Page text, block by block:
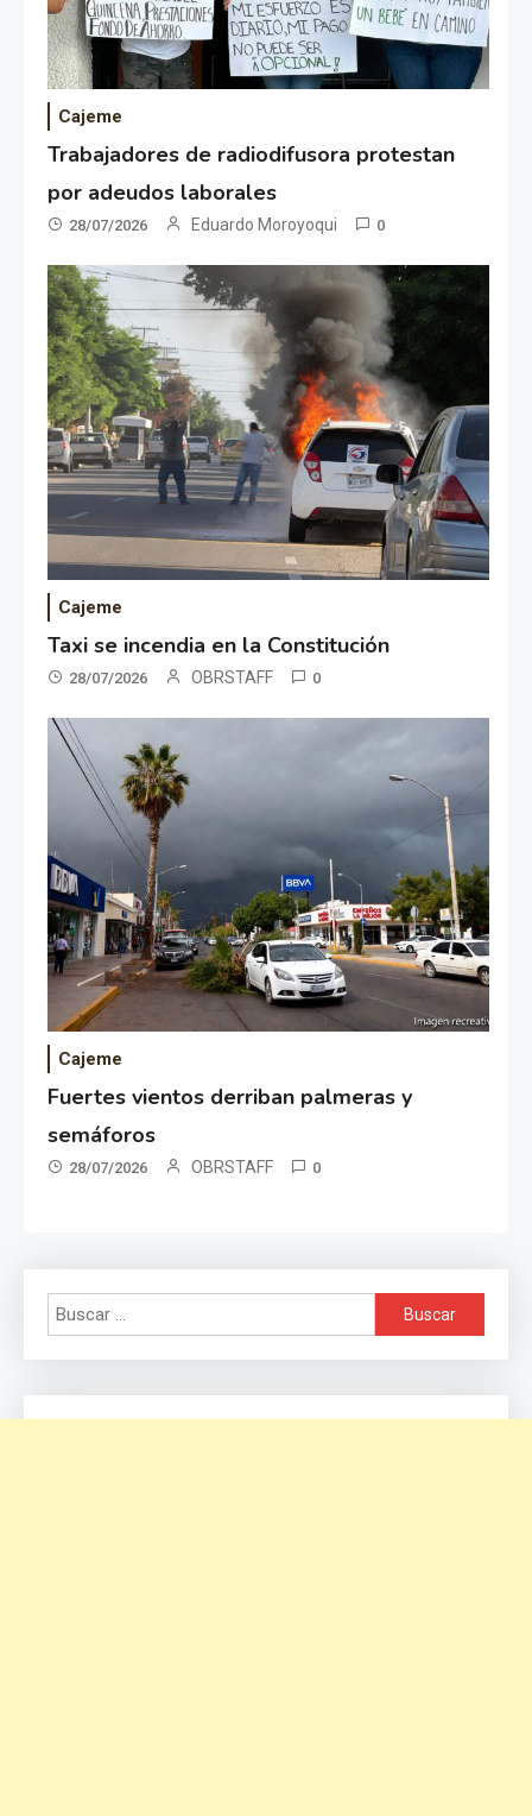
Cajeme
Trabajadores de radiodifusora protestan
por adeudos laborales
28/07/2026 Eduardo Moroyoqui 0
Cajeme
Taxi se incendia en la Constitución
28/07/2026 OBRSTAFF 0
Cajeme
Fuertes vientos derriban palmeras y
semáforos
28/07/2026 OBRSTAFF 0
Buscar: